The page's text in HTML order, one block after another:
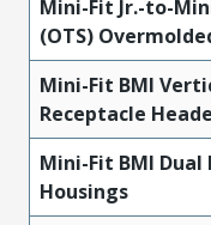
Mini-Fit Jr.-to-
(OTS)
Mini-Fit BMI
Receptacle
Mini-Fit BMI Dual
Housings